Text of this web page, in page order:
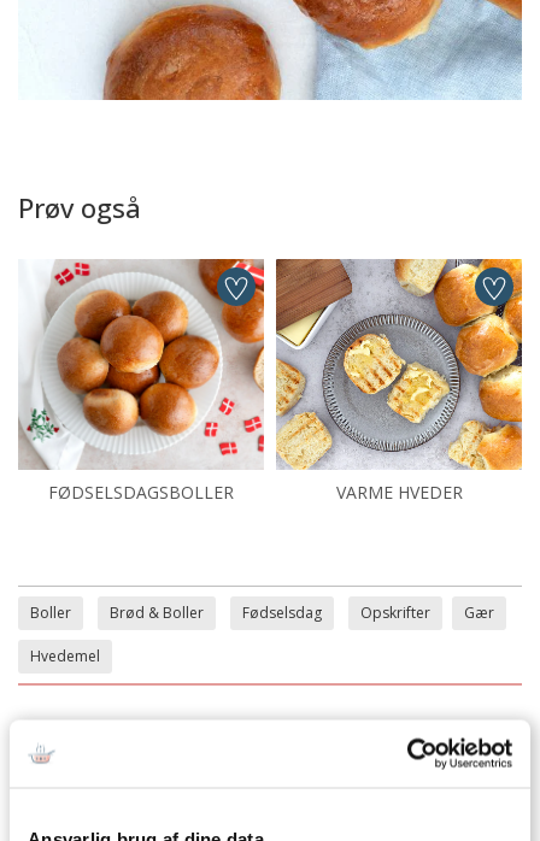
Prøv også
FØDSELSDAGSBOLLER VARME HVEDER
Boller Brød & Boller Fødselsdag Opskrifter Gær
Hvedemel